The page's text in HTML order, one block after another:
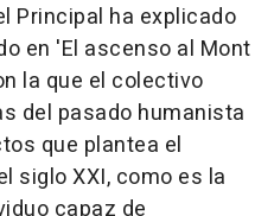
Principal ha explicado
en 'El ascenso al Mont
la que el colectivo
del pasado humanista
que plantea el
siglo XXI, como es la